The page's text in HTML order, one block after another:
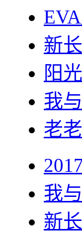
新
阳
我
老
我
新